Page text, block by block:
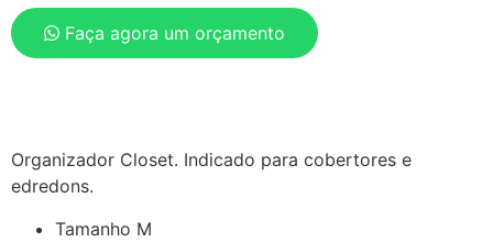
Faça agora um orçamento
Organizador Closet. Indicado para cobertores e
edredons.
Tamanho M